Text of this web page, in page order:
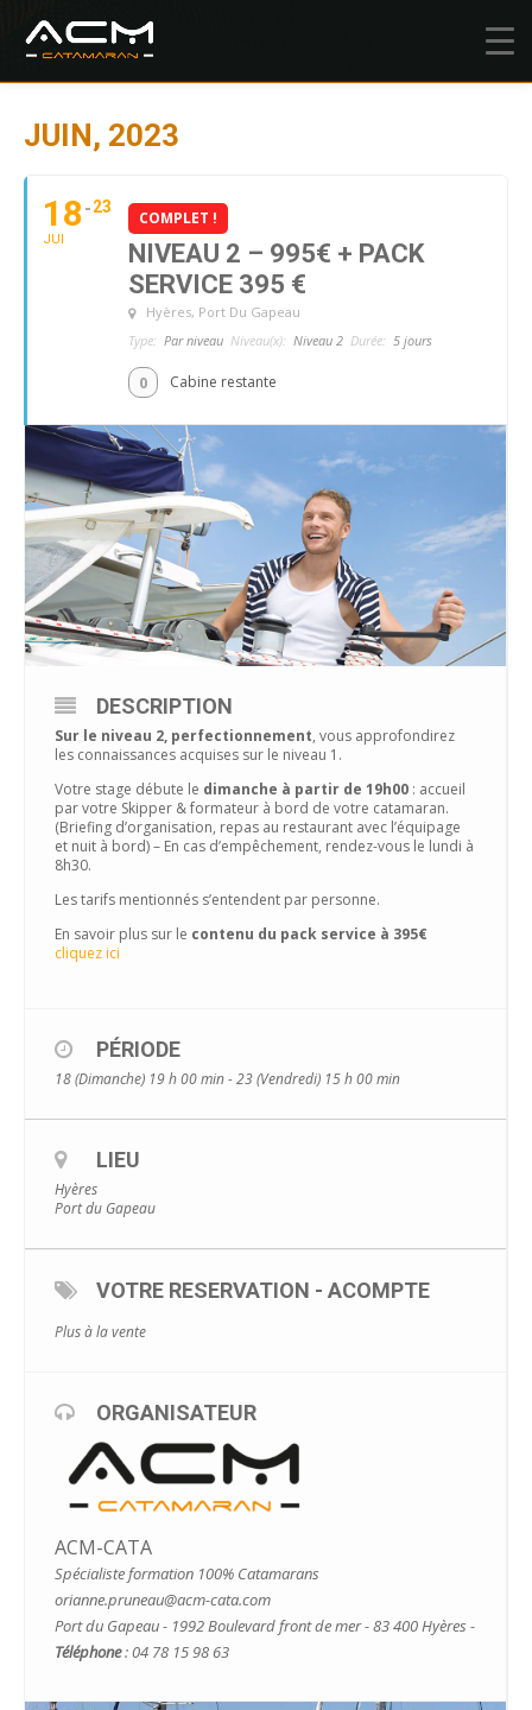
JUIN, 2023
18
JUI
23
COMPLET !
NIVEAU 2 – 995€ + PACK
SERVICE 395 €
Hyères, Port Du Gapeau
Type: Par niveau Niveau(x): Niveau 2 Durée: 5 jours
0 Cabine restante
DESCRIPTION
Sur le niveau 2, perfectionnement, vous approfondirez
les connaissances acquises sur le niveau 1.
Votre stage débute le dimanche à partir de 19h00 : accueil
par votre Skipper & formateur à bord de votre catamaran.
(Briefing d’organisation, repas au restaurant avec l’équipage
et nuit à bord) – En cas d’empêchement, rendez-vous le lundi à
8h30.
Les tarifs mentionnés s’entendent par personne.
En savoir plus sur le contenu du pack service à 395€
cliquez ici
PÉRIODE
18 (Dimanche) 19 h 00 min - 23 (Vendredi) 15 h 00 min
LIEU
Hyères
Port du Gapeau
VOTRE RESERVATION - ACOMPTE
Plus à la vente
ORGANISATEUR
ACM-CATA
Spécialiste formation 100% Catamarans
orianne.pruneau@acm-cata.com
Port du Gapeau - 1992 Boulevard front de mer - 83 400 Hyères -
Téléphone: 04 78 15 98 63